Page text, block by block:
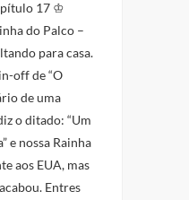
do Palco –
para casa.
off de “O
de uma
o ditado: “Um
e nossa Rainha
aos EUA, mas
Entres